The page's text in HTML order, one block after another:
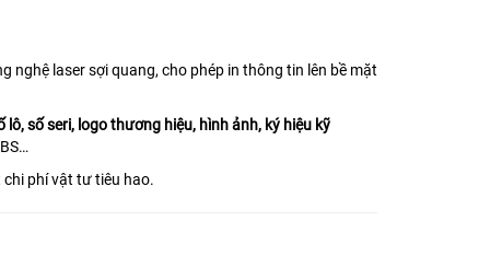
laser sợi quang, cho phép in thông tin lên bề mặt
lô, số seri, logo thương hiệu, hình ảnh, ký hiệu kỹ
chi phí vật tư tiêu hao.